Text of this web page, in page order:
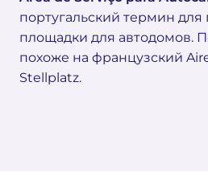
португальский термин
площадки для автодомов.
похоже на французский
Stellplatz.